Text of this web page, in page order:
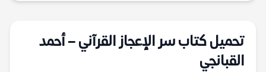
تحميل كتاب سر الإعجاز القرآني – أحمد
القبانجي